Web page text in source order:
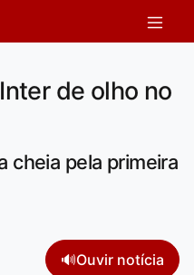
de olho no
cheia pela primeira
🔊Ouvir notícia